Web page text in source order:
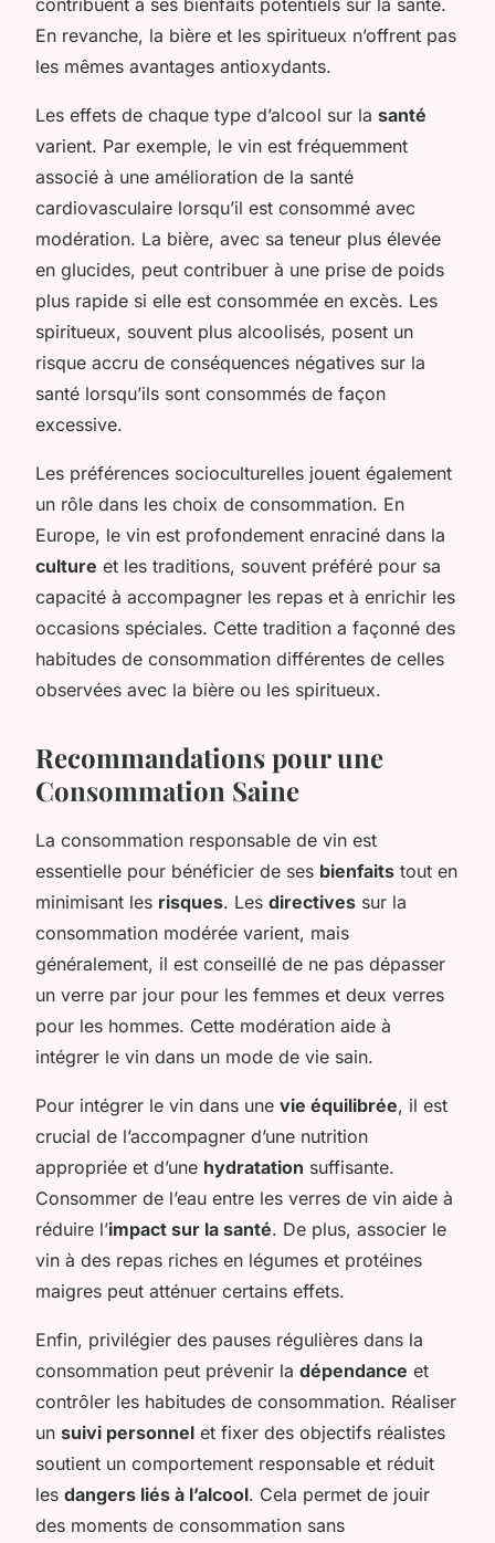
En revanche, la bière et les spiritueux n’offrent pas
les mêmes avantages antioxydants.
Les effets de chaque type d’alcool sur la santé
varient. Par exemple, le vin est fréquemment
associé à une amélioration de la santé
cardiovasculaire lorsqu’il est consommé avec
modération. La bière, avec sa teneur plus élevée
en glucides, peut contribuer à une prise de poids
plus rapide si elle est consommée en excès. Les
spiritueux, souvent plus alcoolisés, posent un
risque accru de conséquences négatives sur la
santé lorsqu’ils sont consommés de façon
excessive.
Les préférences socioculturelles jouent également
un rôle dans les choix de consommation. En
Europe, le vin est profondement enraciné dans la
culture et les traditions, souvent préféré pour sa
capacité à accompagner les repas et à enrichir les
occasions spéciales. Cette tradition a façonné des
habitudes de consommation différentes de celles
observées avec la bière ou les spiritueux.
Recommandations pour une
Consommation Saine
La consommation responsable de vin est
essentielle pour bénéficier de ses bienfaits tout en
minimisant les risques. Les directives sur la
consommation modérée varient, mais
généralement, il est conseillé de ne pas dépasser
un verre par jour pour les femmes et deux verres
pour les hommes. Cette modération aide à
intégrer le vin dans un mode de vie sain.
Pour intégrer le vin dans une vie équilibrée, il est
crucial de l’accompagner d’une nutrition
appropriée et d’une hydratation suffisante.
Consommer de l’eau entre les verres de vin aide à
réduire l’impact sur la santé. De plus, associer le
vin à des repas riches en légumes et protéines
maigres peut atténuer certains effets.
Enfin, privilégier des pauses régulières dans la
consommation peut prévenir la dépendance et
contrôler les habitudes de consommation. Réaliser
un suivi personnel et fixer des objectifs réalistes
soutient un comportement responsable et réduit
les dangers liés à l’alcool. Cela permet de jouir
des moments de consommation sans